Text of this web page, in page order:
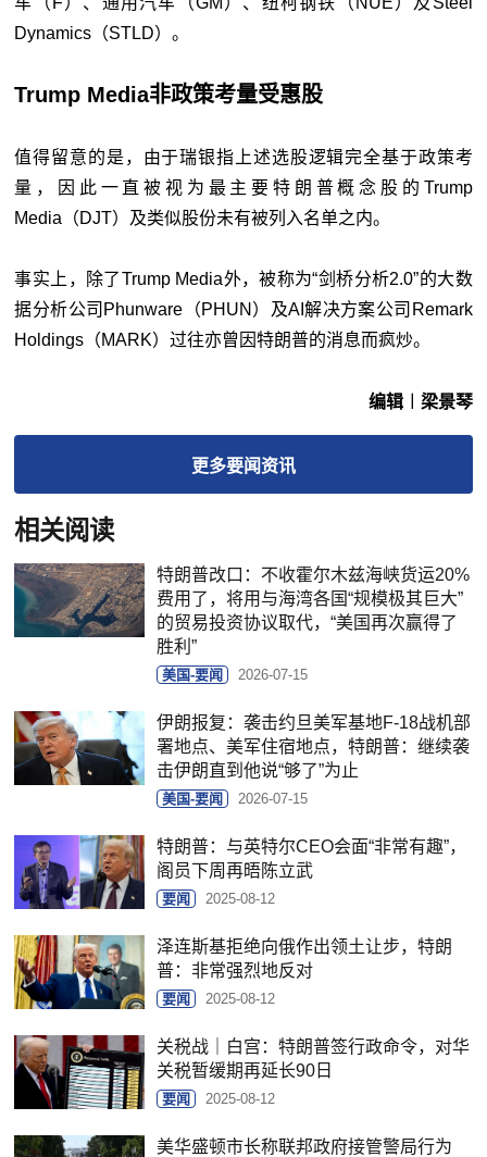
Dynamics（STLD）。
Trump Media非政策考量受惠股
值得留意的是，由于瑞银指上述选股逻辑完全基于政策考
量，因此一直被视为最主要特朗普概念股的Trump
Media（DJT）及类似股份未有被列入名单之内。
事实上，除了Trump Media外，被称为“剑桥分析2.0”的大数
据分析公司Phunware（PHUN）及AI解决方案公司Remark
Holdings（MARK）过往亦曾因特朗普的消息而疯炒。
编辑︱梁景琴
更多要闻资讯
相关阅读
特朗普改口：不收霍尔木兹海峡货运20%
费用了，将用与海湾各国“规模极其巨大”
的贸易投资协议取代，“美国再次赢得了
胜利”
美国-要闻 2026-07-15
伊朗报复：袭击约旦美军基地F-18战机部
署地点、美军住宿地点，特朗普：继续袭
击伊朗直到他说“够了”为止
美国-要闻 2026-07-15
特朗普：与英特尔CEO会面“非常有趣”，
阁员下周再晤陈立武
要闻 2025-08-12
泽连斯基拒绝向俄作出领土让步，特朗
普：非常强烈地反对
要闻 2025-08-12
关税战｜白宫：特朗普签行政命令，对华
关税暂缓期再延长90日
要闻 2025-08-12
美华盛顿市长称联邦政府接管警局行为